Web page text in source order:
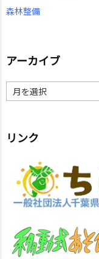
森林整備
アーカイブ
ー
ブ
リンク